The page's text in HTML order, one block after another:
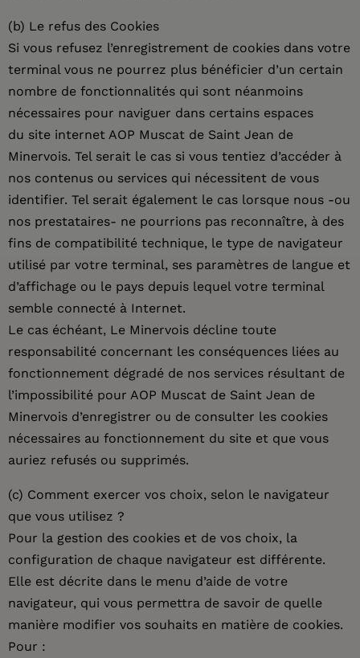
(b) Le refus des Cookies
Si vous refusez l’enregistrement de cookies dans votre
terminal vous ne pourrez plus bénéficier d’un certain
nombre de fonctionnalités qui sont néanmoins
nécessaires pour naviguer dans certains espaces
du site internet AOP Muscat de Saint Jean de
Minervois. Tel serait le cas si vous tentiez d’accéder à
nos contenus ou services qui nécessitent de vous
identifier. Tel serait également le cas lorsque nous -ou
nos prestataires- ne pourrions pas reconnaître, à des
fins de compatibilité technique, le type de navigateur
utilisé par votre terminal, ses paramètres de langue et
d’affichage ou le pays depuis lequel votre terminal
semble connecté à Internet.
Le cas échéant, Le Minervois décline toute
responsabilité concernant les conséquences liées au
fonctionnement dégradé de nos services résultant de
l’impossibilité pour AOP Muscat de Saint Jean de
Minervois d’enregistrer ou de consulter les cookies
nécessaires au fonctionnement du site et que vous
auriez refusés ou supprimés.
(c) Comment exercer vos choix, selon le navigateur
que vous utilisez ?
Pour la gestion des cookies et de vos choix, la
configuration de chaque navigateur est différente.
Elle est décrite dans le menu d’aide de votre
navigateur, qui vous permettra de savoir de quelle
manière modifier vos souhaits en matière de cookies.
Pour :